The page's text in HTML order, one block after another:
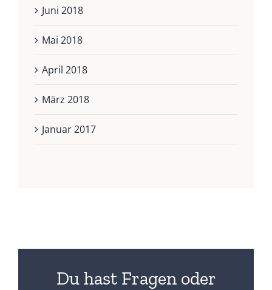
Juni 2018
Mai 2018
April 2018
März 2018
Januar 2017
Du hast Fragen oder